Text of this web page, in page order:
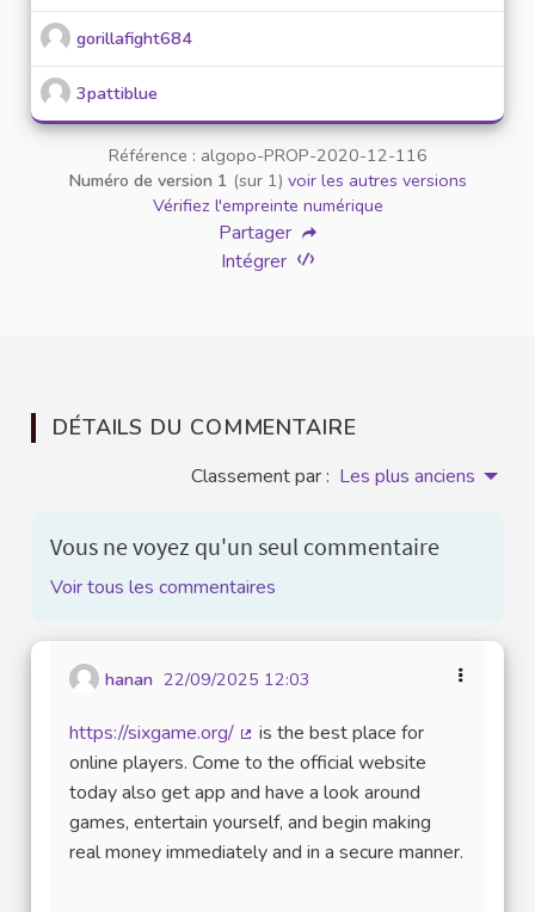
gorillafight684
3pattiblue
Référence : algopo-PROP-2020-12-116
Numéro de version 1 (sur 1) voir les autres versions
Vérifiez l'empreinte numérique
Partager
Intégrer
DÉTAILS DU COMMENTAIRE
Classement par : Les plus anciens
Vous ne voyez qu'un seul commentaire
Voir tous les commentaires
hanan 22/09/2025 12:03
https://sixgame.org/
(Lien externe)
is the best place for
online players. Come to the official website
today also get app and have a look around
games, entertain yourself, and begin making
real money immediately and in a secure manner.